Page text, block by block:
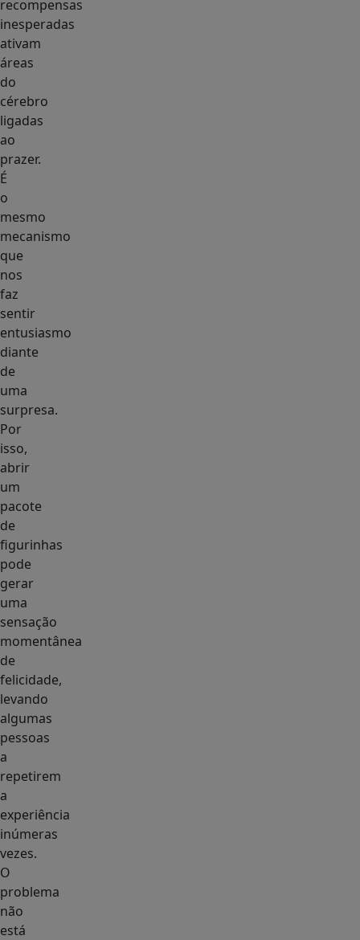
recompensas
inesperadas
ativam
áreas
do
cérebro
ligadas
ao
prazer.
É
o
mesmo
mecanismo
que
nos
faz
sentir
entusiasmo
diante
de
uma
surpresa.
Por
isso,
abrir
um
pacote
de
figurinhas
pode
gerar
uma
sensação
momentânea
de
felicidade,
levando
algumas
pessoas
a
repetirem
a
experiência
inúmeras
vezes.
O
problema
não
está